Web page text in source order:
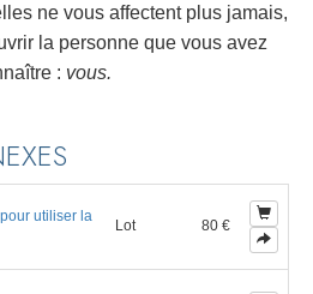
ne vous affectent plus jamais,
la personne que vous avez
: vous.
utiliser la
Lot 80 €